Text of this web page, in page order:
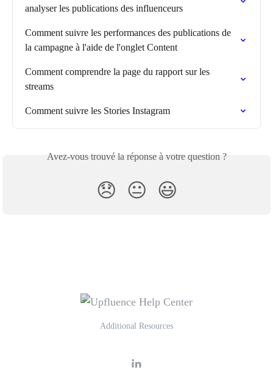
analyser les publications des influenceurs
Comment suivre les performances des publications de
la campagne à l'aide de l'onglet Content
Comment comprendre la page du rapport sur les
streams
Comment suivre les Stories Instagram
Avez-vous trouvé la réponse à votre question ?
😞 😐 😃
Additional Resources